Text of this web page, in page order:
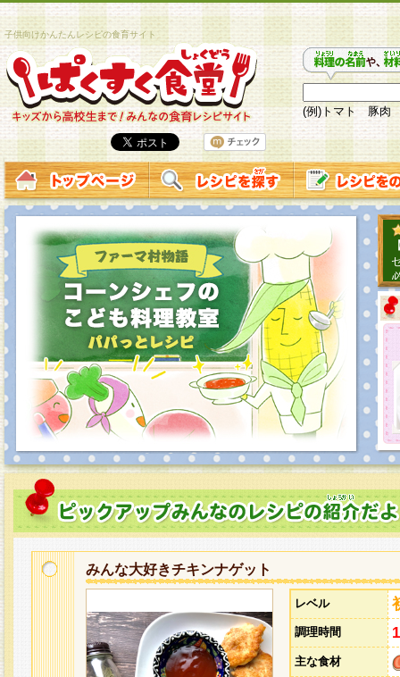
子供向けかんたんレシピの食育サイト
(例)トマト 豚肉
みんな大好きチキンナゲット
レベル
調理時間
主な食材